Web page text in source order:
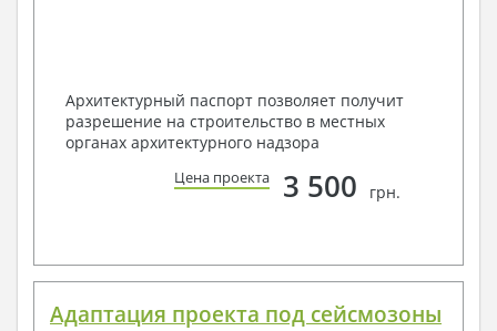
Архитектурный паспорт позволяет получит
разрешение на строительство в местных
органах архитектурного надзора
Цена проекта 3 500 грн.
Адаптация проекта под сейсмозоны